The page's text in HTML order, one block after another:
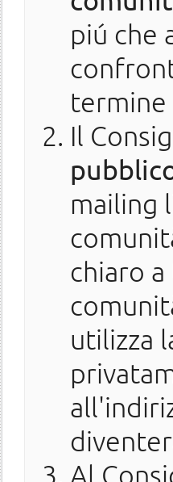
piú che
termine
Il
mailing
chiaro
utilizza
Al